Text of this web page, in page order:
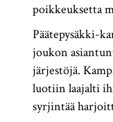
poikkeuksetta
Päätepysäkki-
joukon
järjestöjä.
luotiin laajalti
syrjintää